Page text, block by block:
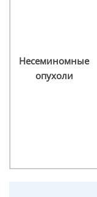
Несеминомные
опухоли